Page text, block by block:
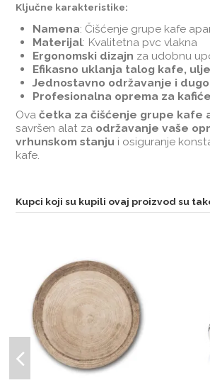
Ključne karakteristike:
Namena: Čišćenje grupe kafe
Materijal: Kvalitetna pvc vlakna
Ergonomski dizajn za udobnu
Efikasno uklanja talog kafe,
Jednostavno održavanje i
Profesionalna oprema za
Ova četka za čišćenje grupe kafe
savršen alat za održavanje vaše
vrhunskom stanju i osiguranje
kafe.
Kupci koji su kupili ovaj proizvod su